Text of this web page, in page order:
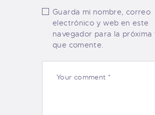
Guarda mi nombre, correo
electrónico y web en este
navegador para la próxima
que comente.